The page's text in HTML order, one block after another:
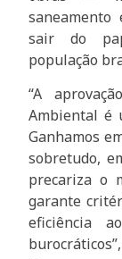
sair do
população
“A
Ambiental é
Ganhamos
sobretudo,
precariza o
garante
eficiência